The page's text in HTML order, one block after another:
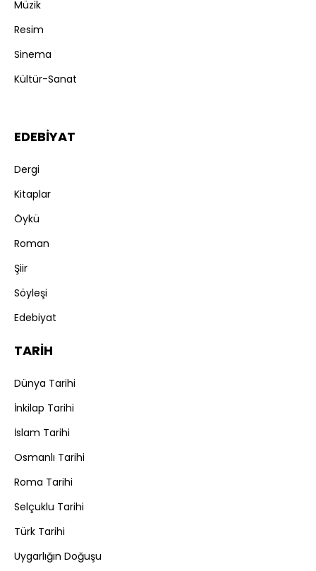
Müzik
Resim
Sinema
Kültür-Sanat
EDEBİYAT
Dergi
Kitaplar
Öykü
Roman
Şiir
Söyleşi
Edebiyat
TARİH
Dünya Tarihi
İnkilap Tarihi
İslam Tarihi
Osmanlı Tarihi
Roma Tarihi
Selçuklu Tarihi
Türk Tarihi
Uygarlığın Doğuşu